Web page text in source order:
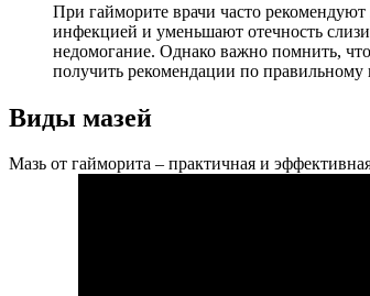
При гайморите врачи часто
инфекцией и уменьшают отечность
недомогание. Однако важно помнить,
получить рекомендации по
Виды мазей
Мазь от гайморита – практичная и